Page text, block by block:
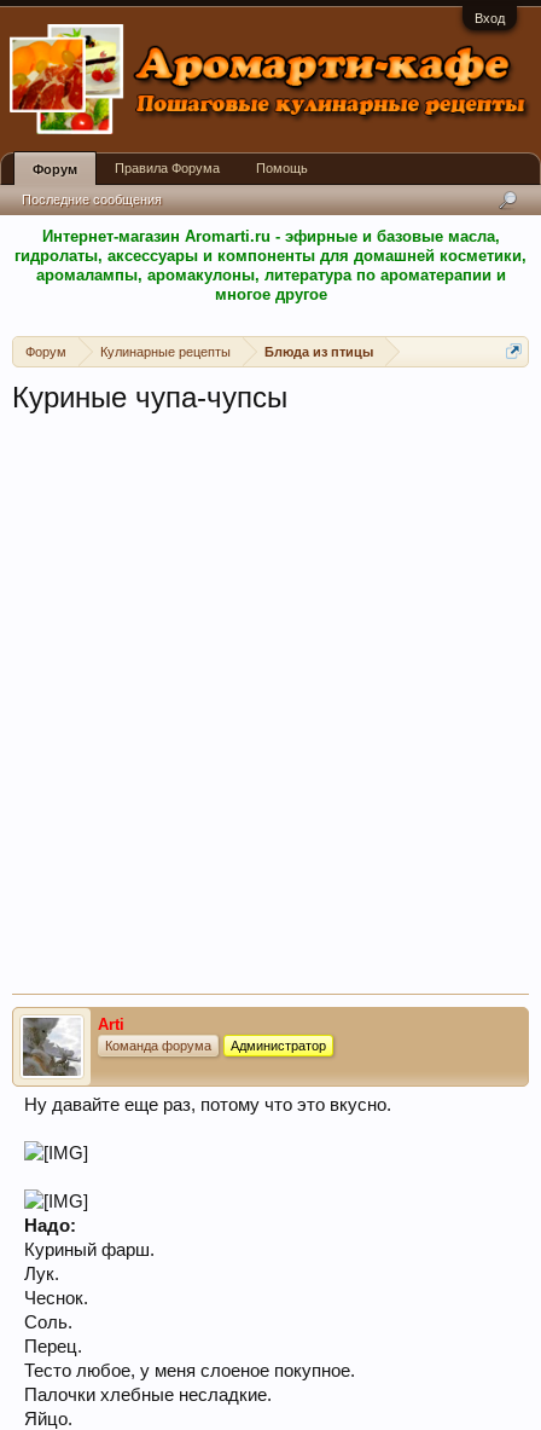
Вход
Интернет-магазин Aromarti.ru - эфирные и базовые масла,
гидролаты, аксессуары и компоненты для домашней косметики,
аромалампы, аромакулоны, литература по ароматерапии и
многое другое
Форум Кулинарные рецепты Блюда из птицы
Куриные чупа-чупсы
Arti
Команда форума Администратор
Ну давайте еще раз, потому что это вкусно.
Надо:
Куриный фарш.
Лук.
Чеснок.
Соль.
Перец.
Тесто любое, у меня слоеное покупное.
Палочки хлебные несладкие.
Яйцо.
Форум
Последние сообщения
Правила Форума Помощь